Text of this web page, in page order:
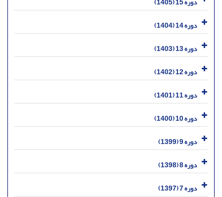
دوره 14 (1404)
دوره 13 (1403)
دوره 12 (1402)
دوره 11 (1401)
دوره 10 (1400)
دوره 9 (1399)
دوره 8 (1398)
دوره 7 (1397)